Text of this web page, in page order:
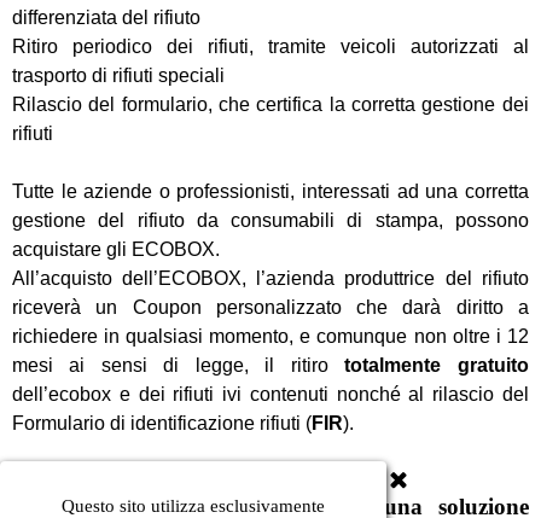
Questo sito utilizza esclusivamente
differenziata del rifiuto
Ritiro periodico dei rifiuti, tramite veicoli autorizzati al
trasporto di rifiuti speciali
Rilascio del formulario, che certifica la corretta gestione dei
rifiuti
Tutte le aziende o professionisti, interessati ad una corretta
gestione del rifiuto da consumabili di stampa, possono
acquistare gli ECOBOX.
All’acquisto dell’ECOBOX, l’azienda produttrice del rifiuto
riceverà un Coupon personalizzato che darà diritto a
richiedere in qualsiasi momento, e comunque non oltre i 12
mesi ai sensi di legge, il ritirototalmente gratuito
dell’ecobox e dei rifiuti ivi contenuti nonché al rilascio del
Formulario di identificazione rifiuti (FIR).
ADVANCED SYSTEMS offre una soluzione